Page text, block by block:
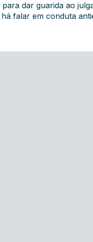
dar guarida ao
falar em conduta